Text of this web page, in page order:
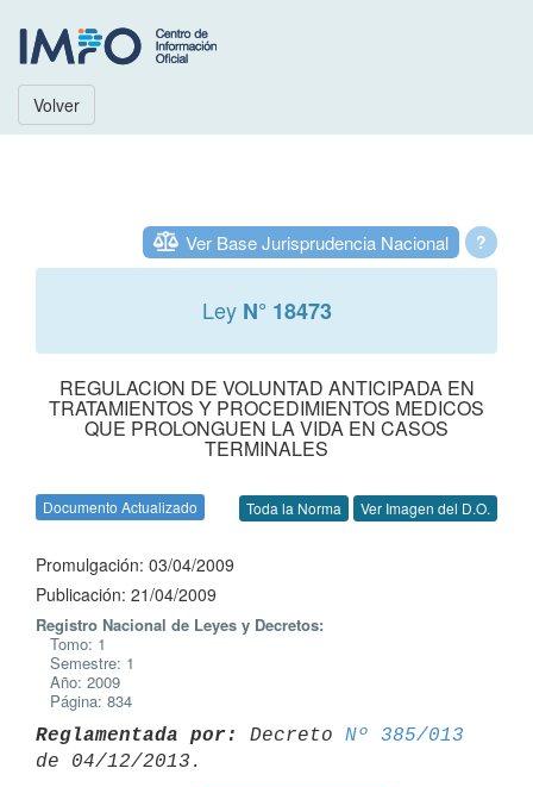
Volver
?
Ver Base Jurisprudencia Nacional
Ley N° 18473
REGULACION DE VOLUNTAD ANTICIPADA EN
TRATAMIENTOS Y PROCEDIMIENTOS MEDICOS
QUE PROLONGUEN LA VIDA EN CASOS
TERMINALES
Documento Actualizado Toda la Norma Ver Imagen del D.O.
Promulgación: 03/04/2009
Publicación: 21/04/2009
Registro Nacional de Leyes y Decretos:
Tomo: 1
Semestre: 1
Año: 2009
Página: 834
Reglamentada por: Decreto Nº 385/013